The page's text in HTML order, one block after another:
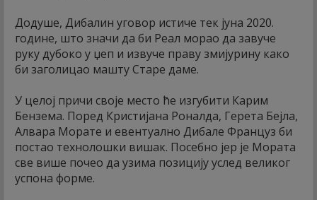
Додуше, Дибалин уговор истиче тек јуна 2020.
године, што значи да би Реал морао да завуче
руку дубоко у џеп и извуче праву змијурину како
би заголицао машту Старе даме.
У целој причи своје место ће изгубити Карим
Бензема. Поред Кристијана Роналда, Герета Бејла,
Алвара Морате и евентуално Дибале Француз би
постао технолошки вишак. Посебно јер је Мората
све више почео да узима позицију услед великог
успона форме.